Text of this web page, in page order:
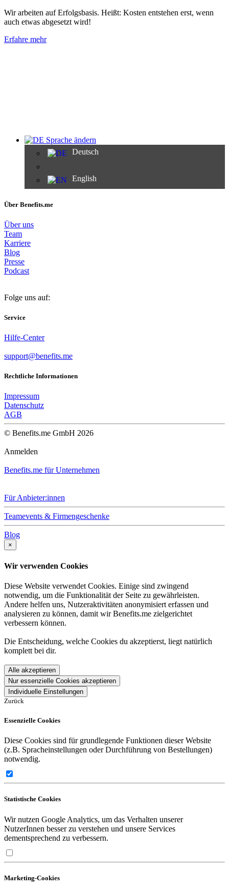
Wir arbeiten auf Erfolgsbasis. Heißt: Kosten entstehen erst, wenn
auch etwas abgesetzt wird!
Erfahre mehr
Sprache ändern
Deutsch
English
Über Benefits.me
Über uns
Team
Karriere
Blog
Presse
Podcast
Folge uns auf:
Service
Hilfe-Center
support@benefits.me
Rechtliche Informationen
Impressum
Datenschutz
AGB
© Benefits.me GmbH 2026
Anmelden
Benefits.me für Unternehmen
Für Anbieter:innen
Teamevents & Firmengeschenke
Blog
×
Wir verwenden Cookies
Diese Website verwendet Cookies. Einige sind zwingend
notwendig, um die Funktionalität der Seite zu gewährleisten.
Andere helfen uns, Nutzeraktivitäten anonymisiert erfassen und
analysieren zu können, damit wir Benefits.me zielgerichtet
verbessern können.
Die Entscheidung, welche Cookies du akzeptierst, liegt natürlich
komplett bei dir.
Alle akzeptieren
Nur essenzielle Cookies akzeptieren
Individuelle Einstellungen
Zurück
Essenzielle Cookies
Diese Cookies sind für grundlegende Funktionen dieser Website
(z.B. Spracheinstellungen oder Durchführung von Bestellungen)
notwendig.
Statistische Cookies
Wir nutzen Google Analytics, um das Verhalten unserer
NutzerInnen besser zu verstehen und unsere Services
dementsprechend zu verbessern.
Marketing-Cookies